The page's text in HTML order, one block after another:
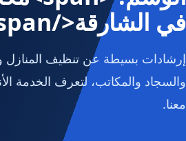
في الشارقة</span>
إرشادات بسيطة عن تنظيف المنازل
والسجاد والمكاتب، لتعرف الخدمة
معنا.